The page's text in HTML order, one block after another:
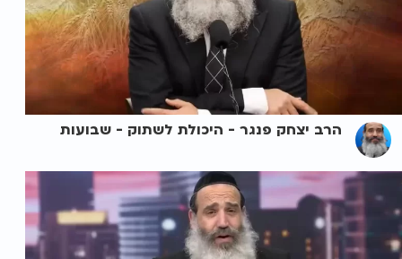
הרב יצחק פנגר - היכולת לשתוק - שבועות